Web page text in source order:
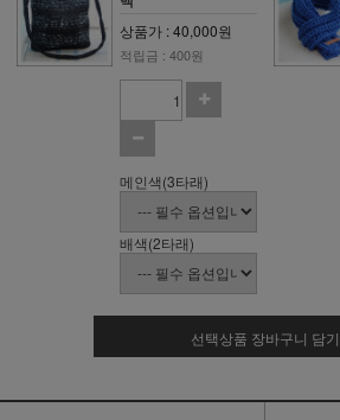
상품가 : 40,000원
적립금 : 400원
메인색(3타래)
배색(2타래)
선택상품 장바구니 담기